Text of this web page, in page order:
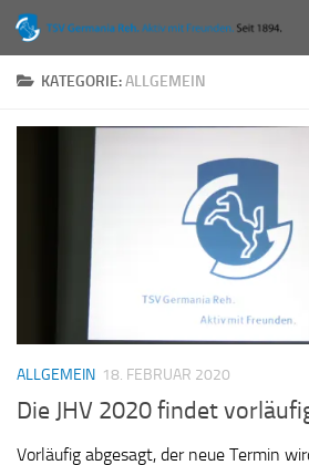
Zum Inhalt springen
KATEGORIE:ALLGEMEIN
ALLGEMEIN 18. FEBRUAR 2020
Die JHV 2020 findet
Vorläufig abgesagt, der neue Termin